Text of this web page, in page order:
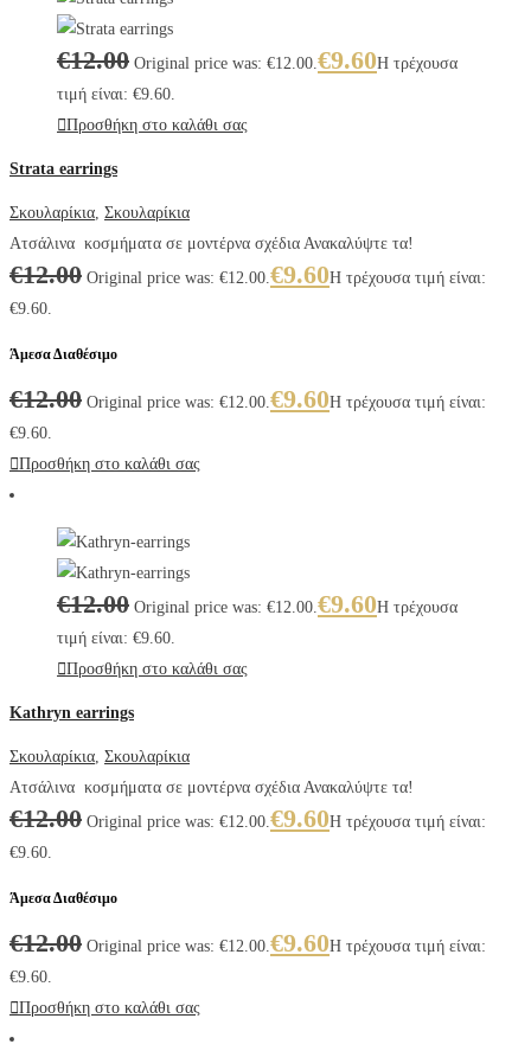
€12.00 Original price was: €12.00. €9.60Η τρέχουσα
τιμή είναι: €9.60.
Προσθήκη στο καλάθι σας
Strata earrings
Σκουλαρίκια Σκουλαρίκια
Ατσάλινα κοσμήματα σε μοντέρνα σχέδια Ανακαλύψτε τα!
€12.00 Original price was: €12.00. €9.60Η τρέχουσα τιμή είναι:
€9.60.
Άμεσα Διαθέσιμο
€12.00 Original price was: €12.00. €9.60Η τρέχουσα τιμή είναι:
€9.60.
Προσθήκη στο καλάθι σας
€12.00 Original price was: €12.00. €9.60Η τρέχουσα
τιμή είναι: €9.60.
Προσθήκη στο καλάθι σας
Kathryn earrings
Σκουλαρίκια Σκουλαρίκια
Ατσάλινα κοσμήματα σε μοντέρνα σχέδια Ανακαλύψτε τα!
€12.00 Original price was: €12.00. €9.60Η τρέχουσα τιμή είναι:
€9.60.
Άμεσα Διαθέσιμο
€12.00 Original price was: €12.00. €9.60Η τρέχουσα τιμή είναι:
€9.60.
Προσθήκη στο καλάθι σας